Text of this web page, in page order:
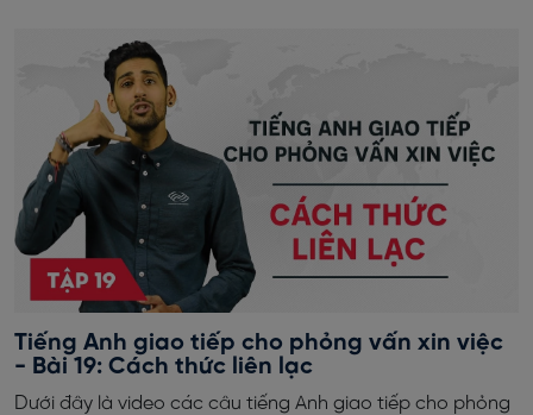
Tiếng Anh giao tiếp cho phỏng vấn xin việc
- Bài 19: Cách thức liên lạc
Dưới đây là video các câu tiếng Anh giao tiếp cho phỏng